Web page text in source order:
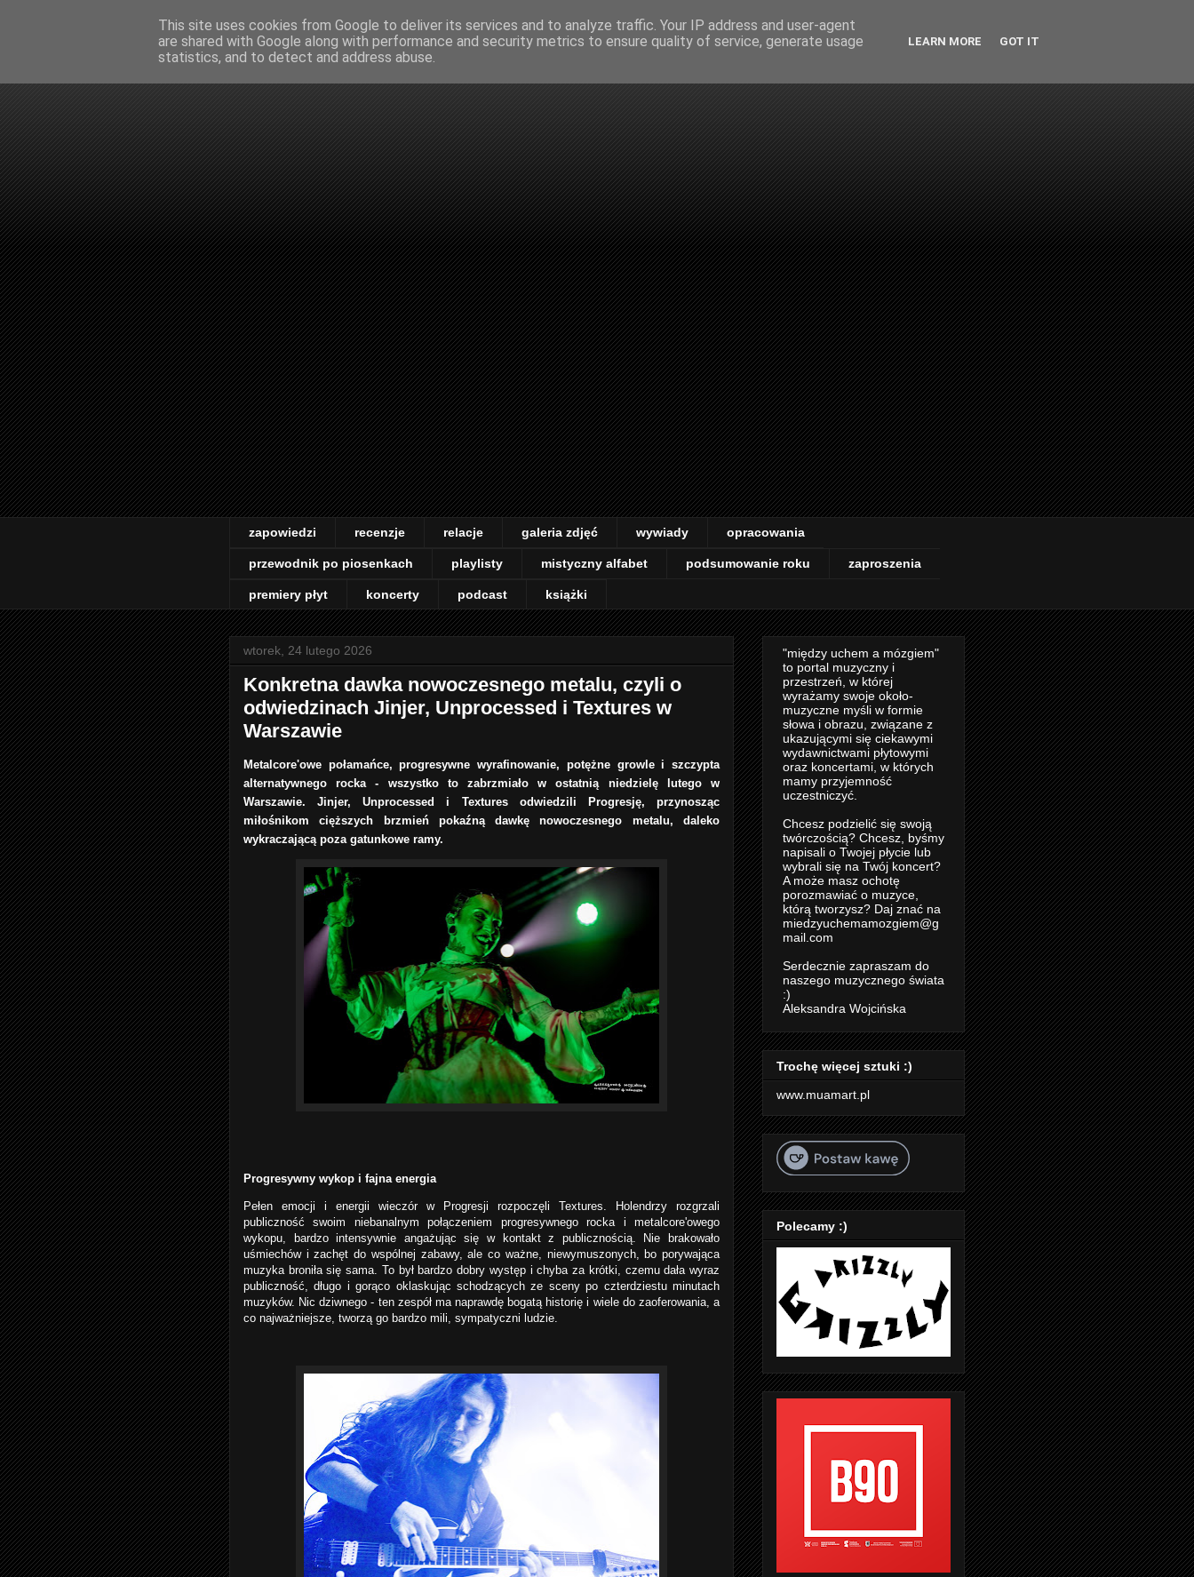
zapowiedzi recenzje relacje galeria zdjęć wywiady opracowania
przewodnik po piosenkach playlisty mistyczny alfabet podsumowanie roku zaproszenia
premiery płyt koncerty podcast książki
wtorek, 24 lutego 2026
Konkretna dawka nowoczesnego metalu, czyli o
odwiedzinach Jinjer, Unprocessed i Textures w
Warszawie
Metalcore'owe połamańce, progresywne wyrafinowanie, potężne growle i szczypta
alternatywnego rocka - wszystko to zabrzmiało w ostatnią niedzielę lutego w
Warszawie. Jinjer, Unprocessed i Textures odwiedzili Progresję, przynosząc
miłośnikom cięższych brzmień pokaźną dawkę nowoczesnego metalu, daleko
wykraczającą poza gatunkowe ramy.
Progresywny wykop i fajna energia
Pełen emocji i energii wieczór w Progresji rozpoczęli Textures. Holendrzy rozgrzali
publiczność swoim niebanalnym połączeniem progresywnego rocka i metalcore'owego
wykopu, bardzo intensywnie angażując się w kontakt z publicznością. Nie brakowało
uśmiechów i zachęt do wspólnej zabawy, ale co ważne, niewymuszonych, bo porywająca
muzyka broniła się sama. To był bardzo dobry występ i chyba za krótki, czemu dała wyraz
publiczność, długo i gorąco oklaskując schodzących ze sceny po czterdziestu minutach
muzyków. Nic dziwnego - ten zespół ma naprawdę bogatą historię i wiele do zaoferowania, a
co najważniejsze, tworzą go bardzo mili, sympatyczni ludzie.
"między uchem a mózgiem"
to portal muzyczny i
przestrzeń, w której
wyrażamy swoje około-
muzyczne myśli w formie
słowa i obrazu, związane z
ukazującymi się ciekawymi
wydawnictwami płytowymi
oraz koncertami, w których
mamy przyjemność
uczestniczyć.
Chcesz podzielić się swoją
twórczością? Chcesz, byśmy
napisali o Twojej płycie lub
wybrali się na Twój koncert?
A może masz ochotę
porozmawiać o muzyce,
którą tworzysz? Daj znać na
miedzyuchemamozgiem@g
mail.com
Serdecznie zapraszam do
naszego muzycznego świata
:)
Aleksandra Wojcińska
Trochę więcej sztuki :)
www.muamart.pl
Polecamy :)
This site uses cookies from Google to deliver its services and to analyze traffic. Your IP address and user-agent
are shared with Google along with performance and security metrics to ensure quality of service, generate usage
statistics, and to detect and address abuse.
LEARN MORE GOT IT